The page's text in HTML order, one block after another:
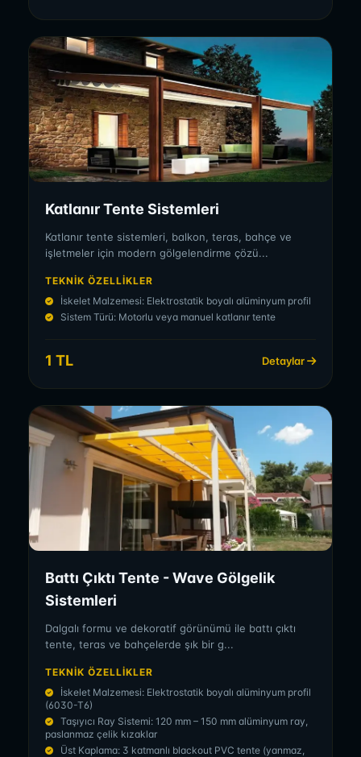
Katlanır Tente Sistemleri
Katlanır tente sistemleri, balkon, teras, bahçe ve
işletmeler için modern gölgelendirme çözü...
TEKNIK ÖZELLIKLER
İskelet Malzemesi: Elektrostatik boyalı alüminyum profil
Sistem Türü: Motorlu veya manuel katlanır tente
1 TL Detaylar
Battı Çıktı Tente - Wave Gölgelik
Sistemleri
Dalgalı formu ve dekoratif görünümü ile battı çıktı
tente, teras ve bahçelerde şık bir g...
TEKNIK ÖZELLIKLER
İskelet Malzemesi: Elektrostatik boyalı alüminyum profil
(6030-T6)
Taşıyıcı Ray Sistemi: 120 mm – 150 mm alüminyum ray,
paslanmaz çelik kızaklar
Üst Kaplama: 3 katmanlı blackout PVC tente (yanmaz,